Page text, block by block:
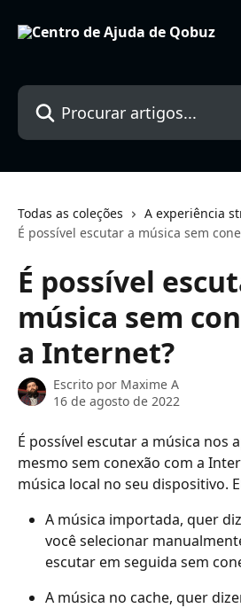
Procurar artigos...
Todas as coleções
A experiência
É possível escutar a música sem
É possível
música sem
a Internet?
Escrito por Maxime A
16 de agosto de 2022
É possível escutar a música nos
mesmo sem conexão com a
música local no seu dispositivo.
A música importada, quer
você selecionar
escutar em seguida sem
A música no cache, quer